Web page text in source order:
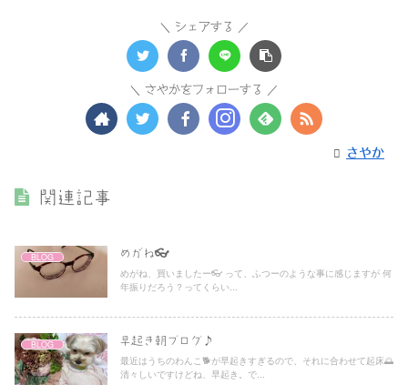
シェアする
さやかをフォローする
さやか
関連記事
BLOG めがね👓
めがね、買いましたー👓 って、ふつーのような事に感じますが 何
年振りだろう？ってくらい...
BLOG 早起き朝ブログ♪
最近はうちのわんこ🐕が早起きすぎるので、それに合わせて起床🌅
清々しいですけどね、早起き。で...